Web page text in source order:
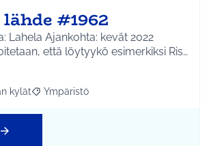
#1962
Lahela Ajankohta: kevät 2022
että löytyykö esimerkiksi Ris…
mukaan: Etelä-Tuusulan kylät
kylät Rajaa tulokset teeman mukaan:
Ympäristö